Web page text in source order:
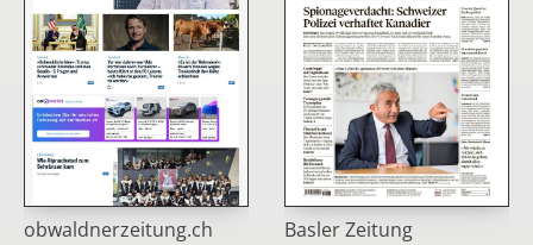
obwaldnerzeitung.ch Basler Zeitung